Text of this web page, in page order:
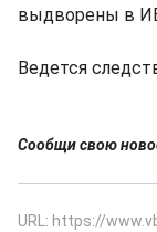
выдворены в
Ведется
Сообщи свою
URL: https://